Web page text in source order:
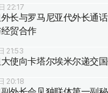
22:17
长与罗马尼亚代外长通
贸合作
21:53
使向卡塔尔埃米尔递交
20:18